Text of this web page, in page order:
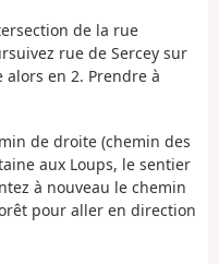
de la rue
rue de Sercey sur
alors en 2. Prendre à
de droite (chemin des
aux Loups, le sentier
à nouveau le chemin
pour aller en direction